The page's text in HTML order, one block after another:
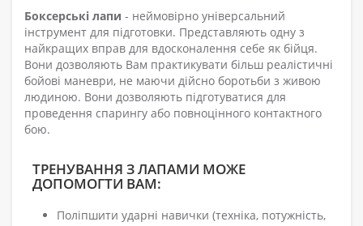
Боксерські лапи - неймовірно універсальний
інструмент для підготовки. Представляють одну з
найкращих вправ для вдосконалення себе як бійця.
Вони дозволяють Вам практикувати більш реалістичні
бойові маневри, не маючи дійсно боротьби з живою
людиною. Вони дозволяють підготуватися для
проведення спарингу або повноцінного контактного
бою.
ТРЕНУВАННЯ З ЛАПАМИ МОЖЕ
ДОПОМОГТИ ВАМ:
Поліпшити ударні навички (техніка, потужність,